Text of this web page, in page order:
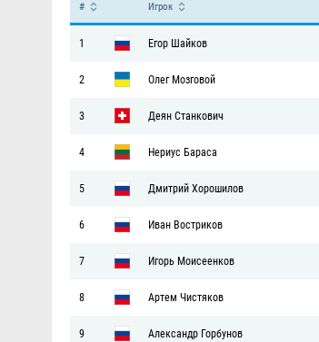
# Игрок
1 Егор Шайков
2 Олег Мозговой
3 Деян Станкович
4 Нериус Бараса
5 Дмитрий Хорошилов
6 Иван Востриков
7 Игорь Моисеенков
8 Артем Чистяков
9 Александр Горбунов